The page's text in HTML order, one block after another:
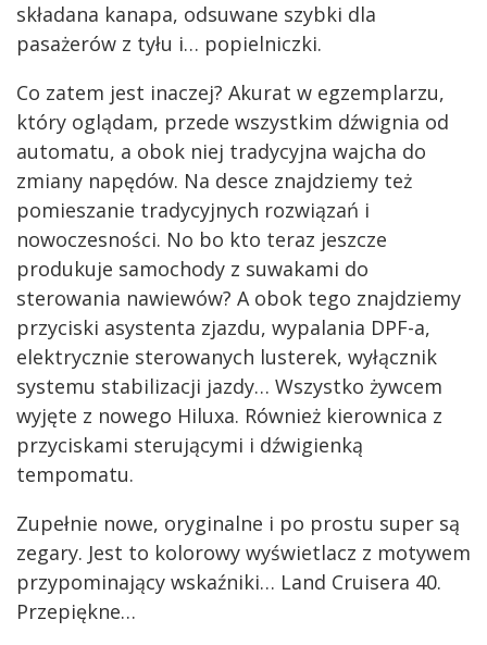
składana kanapa, odsuwane szybki dla
pasażerów z tyłu i… popielniczki.
Co zatem jest inaczej? Akurat w egzemplarzu,
który oglądam, przede wszystkim dźwignia od
automatu, a obok niej tradycyjna wajcha do
zmiany napędów. Na desce znajdziemy też
pomieszanie tradycyjnych rozwiązań i
nowoczesności. No bo kto teraz jeszcze
produkuje samochody z suwakami do
sterowania nawiewów? A obok tego znajdziemy
przyciski asystenta zjazdu, wypalania DPF-a,
elektrycznie sterowanych lusterek, wyłącznik
systemu stabilizacji jazdy… Wszystko żywcem
wyjęte z nowego Hiluxa. Również kierownica z
przyciskami sterującymi i dźwigienką
tempomatu.
Zupełnie nowe, oryginalne i po prostu super są
zegary. Jest to kolorowy wyświetlacz z motywem
przypominający wskaźniki… Land Cruisera 40.
Przepiękne…